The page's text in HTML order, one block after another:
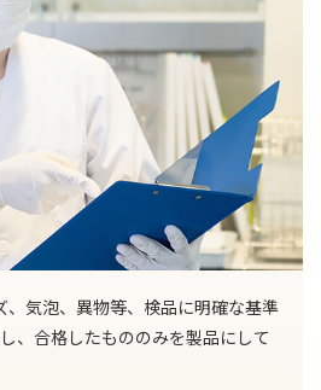
、気泡、異物等、検品に明確な基準
、合格したもののみを製品にして